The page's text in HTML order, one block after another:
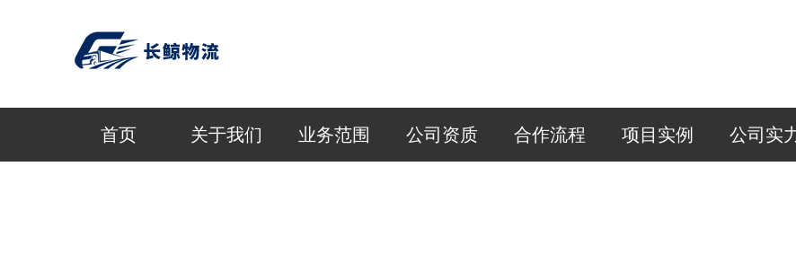
首页 关于我们 业务范围 公司资质 合作流程 项目实例 公司实